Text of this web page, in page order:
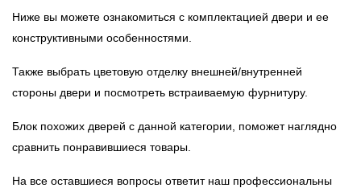
Ниже вы можете ознакомиться с комплектацией двери и ее
конструктивными особенностями.
Также выбрать цветовую отделку внешней/внутренней
стороны двери и посмотреть встраиваемую фурнитуру.
Блок похожих дверей с данной категории, поможет наглядно
сравнить понравившиеся товары.
На все оставшиеся вопросы ответит наш профессиональны